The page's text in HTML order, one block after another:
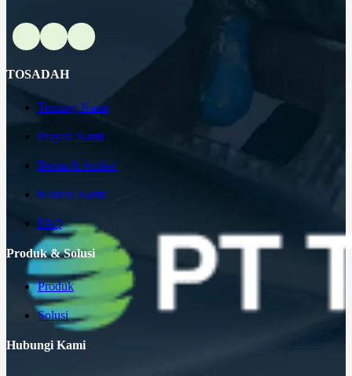
TOSADAH
Tentang Kami
Proyek Kami
Berita & Artikel
Kontak Kami
FAQ
Produk & Solusi
Produk
Solusi
Hubungi Kami